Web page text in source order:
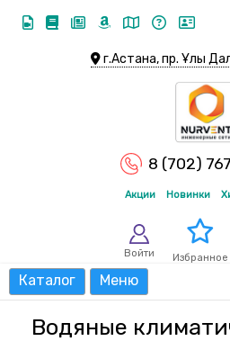
г.Астана, пр. Ұлы
8 (702)
Акции Новинки
Войти Избранное
Каталог Меню
Водяные